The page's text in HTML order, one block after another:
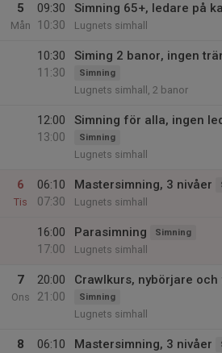
5
Mån
09:30
10:30
Simning 65+, ledare på
Lugnets simhall
10:30
11:30
Siming 2 banor, ingen
Simning
Lugnets simhall, 2 banor
12:00
13:00
Simning för alla, ingen
Simning
Lugnets simhall
6
Tis
06:10
07:30
Mastersimning, 3 nivåer
Lugnets simhall
16:00
17:00
Parasimning Simning
Lugnets simhall
7
Ons
20:00
21:00
Crawlkurs, nybörjare
Simning
Lugnets simhall
8
06:10
Mastersimning, 3 nivåer